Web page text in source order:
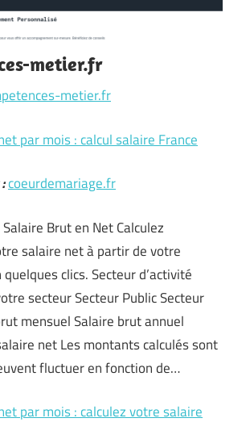
metier.fr
metier.fr
par mois : calcul salaire France
coeurdemariage.fr
Brut en Net Calculez
salaire net à partir de votre
clics. Secteur d’activité
secteur Secteur Public Secteur
mensuel Salaire brut annuel
net Les montants calculés sont
fluctuer en fonction de…
par mois : calculez votre salaire